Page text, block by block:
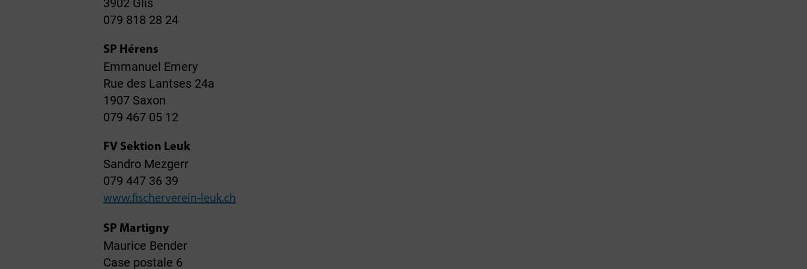
079 818 28 24
SP Hérens
Emmanuel Emery
Rue des Lantses 24a
1907 Saxon
079 467 05 12
FV Sektion Leuk
Sandro Mezgerr
079 447 36 39
www.fischerverein-leuk.ch
SP Martigny
Maurice Bender
Case postale 6